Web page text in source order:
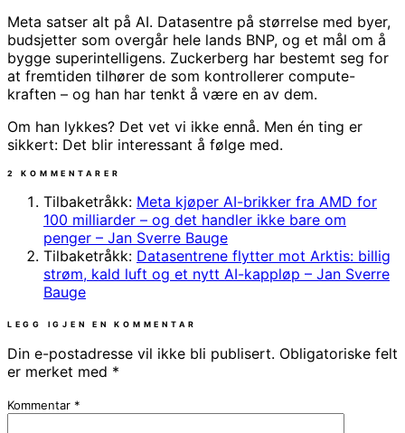
Meta satser alt på AI. Datasentre på størrelse med byer,
budsjetter som overgår hele lands BNP, og et mål om å
bygge superintelligens. Zuckerberg har bestemt seg for
at fremtiden tilhører de som kontrollerer compute-
kraften – og han har tenkt å være en av dem.
Om han lykkes? Det vet vi ikke ennå. Men én ting er
sikkert: Det blir interessant å følge med.
2 KOMMENTARER
Tilbaketråkk: Meta kjøper AI-brikker fra AMD for
100 milliarder – og det handler ikke bare om
penger – Jan Sverre Bauge
Tilbaketråkk: Datasentrene flytter mot Arktis: billig
strøm, kald luft og et nytt AI-kappløp – Jan Sverre
Bauge
LEGG IGJEN EN KOMMENTAR
Din e-postadresse vil ikke bli publisert. Obligatoriske felt
er merket med *
Kommentar *